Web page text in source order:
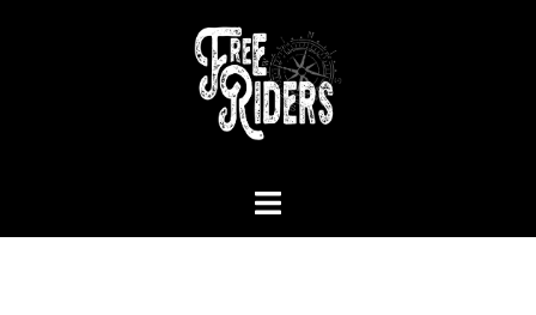
Alternar